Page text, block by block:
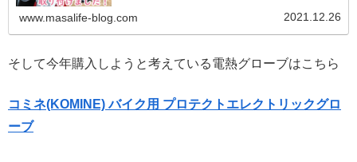
www.masalife-blog.com 2021.12.26
そして今年購入しようと考えている電熱グローブはこちら
コミネ(KOMINE) バイク用 プロテクトエレクトリックグロ
ーブ